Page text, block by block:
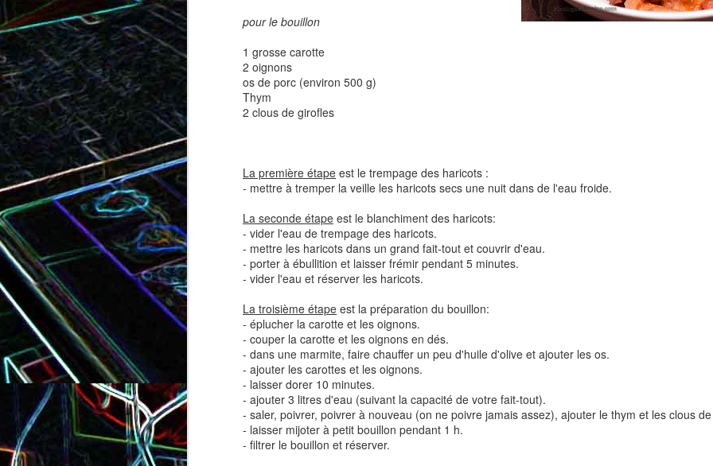
pour le bouillon
1 grosse carotte
2 oignons
os de porc (environ 500 g)
Thym
2 clous de girofles
La première étape est le trempage des haricots :
- mettre à tremper la veille les haricots secs une nuit dans de l'eau froide.
La seconde étape est le blanchiment des haricots:
- vider l'eau de trempage des haricots.
- mettre les haricots dans un grand fait-tout et couvrir d'eau.
- porter à ébullition et laisser frémir pendant 5 minutes.
- vider l'eau et réserver les haricots.
La troisième étape est la préparation du bouillon:
- éplucher la carotte et les oignons.
- couper la carotte et les oignons en dés.
- dans une marmite, faire chauffer un peu d'huile d'olive et ajouter les os.
- ajouter les carottes et les oignons.
- laisser dorer 10 minutes.
- ajouter 3 litres d'eau (suivant la capacité de votre fait-tout).
- saler, poivrer, poivrer à nouveau (on ne poivre jamais assez), ajouter le thym et les clous
- laisser mijoter à petit bouillon pendant 1 h.
- filtrer le bouillon et réserver.
Tatin de tomates cerises à la
tapenade
Pizza au speck et au
camembert
Brownie au chocolat recouvert
de marshmallows fondus Tapenade verte aux amandes Quiche aux 3 fromages
2